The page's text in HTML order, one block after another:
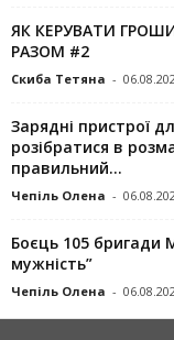
ЯК КЕРУВАТИ
РАЗОМ #2
Скиба Тетяна -
Зарядні пристрої
розібратися в
правильний...
Чепіль Олена -
Боєць 105 бригади
мужність”
Чепіль Олена -